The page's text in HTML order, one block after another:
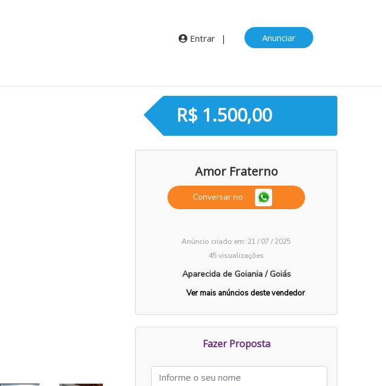
Entrar | Anunciar
R$ 1.500,00
Amor Fraterno
Conversar no
Anúncio criado em: 21 / 07 / 2025
45 visualizações
Aparecida de Goiania / Goiás
Ver mais anúncios deste vendedor
Fazer Proposta